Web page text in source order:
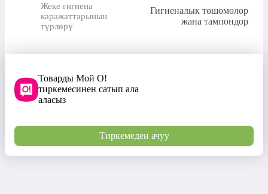
Жеке гигиена
каражаттарынын
түрлөрү
Гигиеналык төшөмөлөр
жана тампондор
Товарды Мой О!
тиркемесинен сатып ала
аласыз
Тиркемеден ачуу